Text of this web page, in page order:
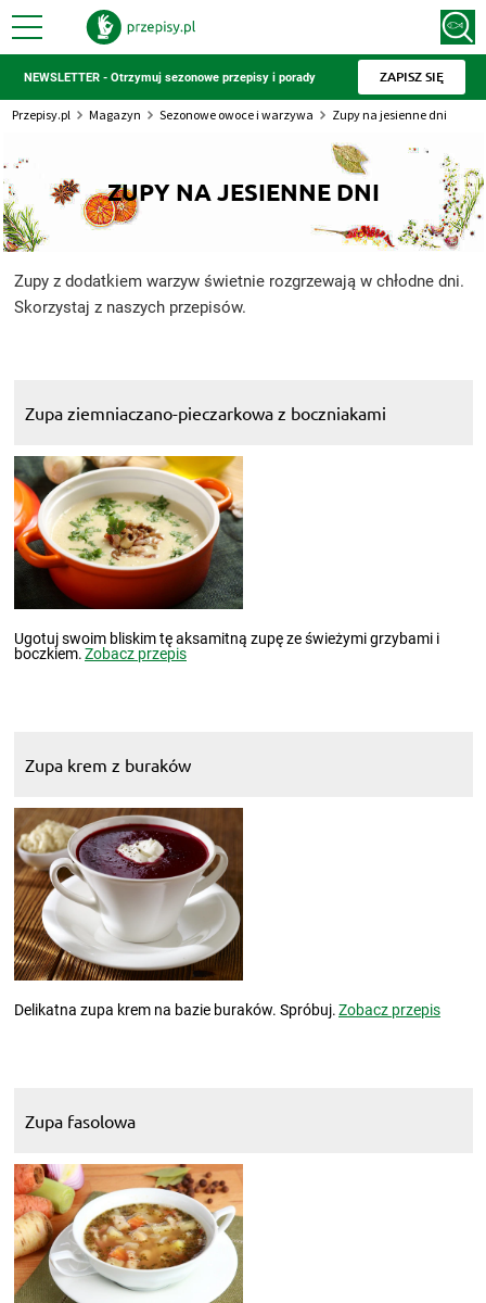
NEWSLETTER - Otrzymuj sezonowe przepisy i porady ZAPISZ SIĘ
Przepisy.pl Magazyn Sezonowe owoce i warzywa Zupy na jesienne dni
ZUPY NA JESIENNE DNI
Zupy z dodatkiem warzyw świetnie rozgrzewają w chłodne dni.
Skorzystaj z naszych przepisów.
Zupa ziemniaczano-pieczarkowa z boczniakami
Ugotuj swoim bliskim tę aksamitną zupę ze świeżymi grzybami i
boczkiem.Zobacz przepis
Zupa krem z buraków
Delikatna zupa krem na bazie buraków. Spróbuj.Zobacz przepis
Zupa fasolowa